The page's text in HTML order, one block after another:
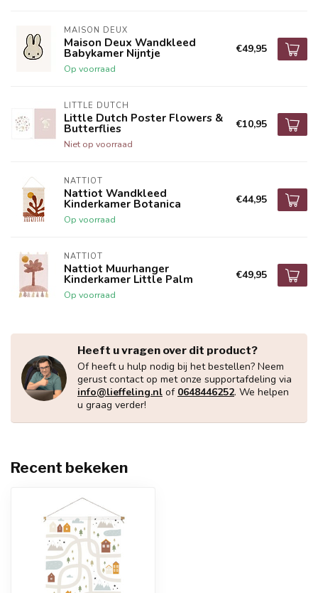
MAISON DEUX
Maison Deux Wandkleed
Babykamer Nijntje
Op voorraad
€49,95
LITTLE DUTCH
Little Dutch Poster Flowers &
Butterflies
Niet op voorraad
€10,95
NATTIOT
Nattiot Wandkleed
Kinderkamer Botanica
Op voorraad
€44,95
NATTIOT
Nattiot Muurhanger
Kinderkamer Little Palm
Op voorraad
€49,95
Heeft u vragen over dit product?
Of heeft u hulp nodig bij het bestellen? Neem
gerust contact op met onze supportafdeling via
info@lieffeling.nl of 0648446252. We helpen
u graag verder!
Recent bekeken